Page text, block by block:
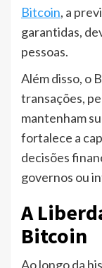
Bitcoin, a
garantidas,
pessoas.
Além disso, o
transações,
mantenham
fortalece a
decisões
governos ou
A
Bitcoin
Ao longo da